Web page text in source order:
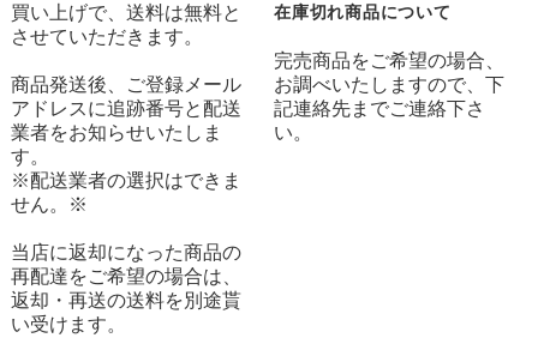
買い上げで、送料は無料と
させていただきます。
商品発送後、ご登録メール
アドレスに追跡番号と配送
業者をお知らせいたしま
す。
※配送業者の選択はできま
せん。※
当店に返却になった商品の
再配達をご希望の場合は、
返却・再送の送料を別途貰
い受けます。
在庫切れ商品について
完売商品をご希望の場合、
お調べいたしますので、下
記連絡先までご連絡下さ
い。